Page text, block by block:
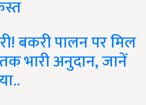
बकरी पालन पर मिल
भारी अनुदान, जानें